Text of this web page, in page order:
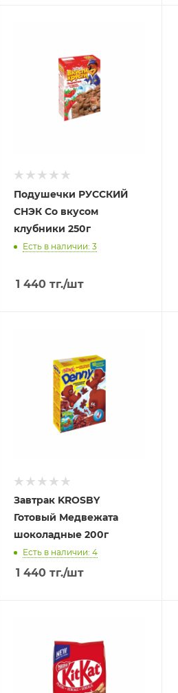
Подушечки РУССКИЙ
СНЭК Со вкусом
клубники 250г
Есть в наличии: 3
1 440 тг./шт
Завтрак KROSBY
Готовый Медвежата
шоколадные 200г
Есть в наличии: 4
1 440 тг./шт